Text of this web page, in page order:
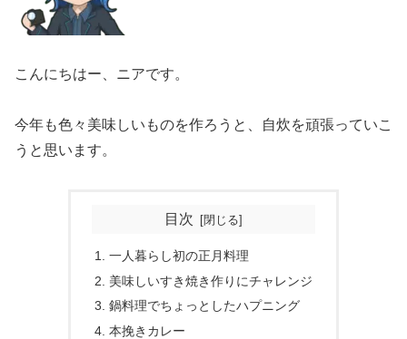
こんにちはー、ニアです。
今年も色々美味しいものを作ろうと、自炊を頑張っていこ
うと思います。
目次
1. 一人暮らし初の正月料理
2. 美味しいすき焼き作りにチャレンジ
3. 鍋料理でちょっとしたハプニング
4. 本挽きカレー